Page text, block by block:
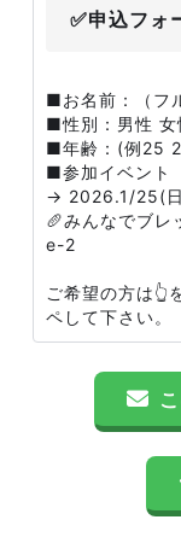
✅申込フォ
■お名前：（フ
■性別：男性 女
■年齢：(例25
■参加イベント
→ 2026.1/25(
🥖みんなでブレ
e-2
ご希望の方は👆
ペして下さい。